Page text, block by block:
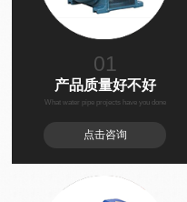
01
产品质量好不好
What water pipe projects have you done
点击咨询